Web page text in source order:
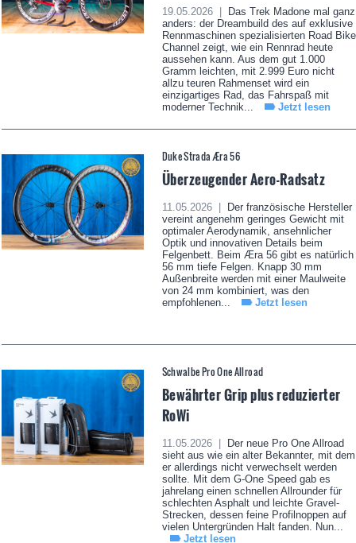
19.05.2026 |
Das Trek Madone mal ganz
anders: der Dreambuild des auf exklusive
Rennmaschinen spezialisierten Road Bike
Channel zeigt, wie ein Rennrad heute
aussehen kann. Aus dem gut 1.000
Gramm leichten, mit 2.999 Euro nicht
allzu teuren Rahmenset wird ein
einzigartiges Rad, das Fahrspaß mit
moderner Technik...
Jetzt lesen
Duke Strada Æra 56
Überzeugender Aero-Radsatz
11.05.2026 |
Der französische Hersteller
vereint angenehm geringes Gewicht mit
optimaler Aerodynamik, ansehnlicher
Optik und innovativen Details beim
Felgenbett. Beim Æra 56 gibt es natürlich
56 mm tiefe Felgen. Knapp 30 mm
Außenbreite werden mit einer Maulweite
von 24 mm kombiniert, was den
empfohlenen...
Jetzt lesen
Schwalbe Pro One Allroad
Bewährter Grip plus reduzierter
RoWi
11.05.2026 |
Der neue Pro One Allroad
sieht aus wie ein alter Bekannter, mit dem
er allerdings nicht verwechselt werden
sollte. Mit dem G-One Speed gab es
jahrelang einen schnellen Allrounder für
schlechten Asphalt und leichte Gravel-
Strecken, dessen feine Profilnoppen auf
vielen Untergründen Halt fanden. Nun...
Jetzt lesen